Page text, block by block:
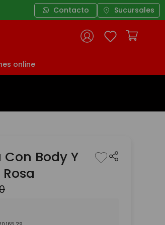
Contacto Sucursales
online
Body Y